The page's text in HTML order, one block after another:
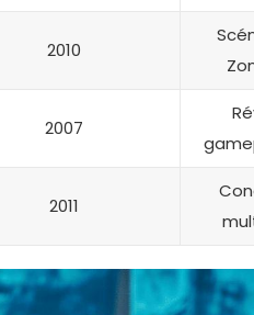
2010
2007
2011